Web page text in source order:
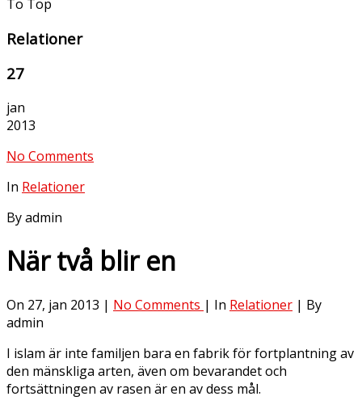
To Top
Relationer
27
jan
2013
No Comments
In Relationer
By admin
När två blir en
On 27, jan 2013 | No Comments | In Relationer | By
admin
I islam är inte familjen bara en fabrik för fortplantning av
den mänskliga arten, även om bevarandet och
fortsättningen av rasen är en av dess mål.